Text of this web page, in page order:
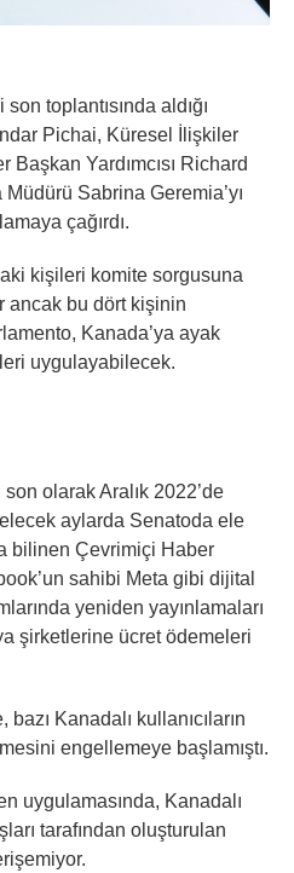
toplantısında aldığı
Pichai, Küresel İlişkiler
Başkan Yardımcısı Richard
Sabrina Geremia’yı
çağırdı.
kişileri komite sorgusuna
ancak bu dört kişinin
Kanada’ya ayak
uygulayabilecek.
olarak Aralık 2022’de
aylarda Senatoda ele
bilinen Çevrimiçi Haber
sahibi Meta gibi dijital
yeniden yayınlamaları
şirketlerine ücret ödemeleri
Kanadalı kullanıcıların
engellemeye başlamıştı.
uygulamasında, Kanadalı
tarafından oluşturulan